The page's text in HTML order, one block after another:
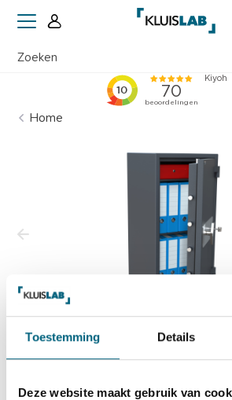
Toestemming Details
Deze website maakt gebruik van
Home
Salvus